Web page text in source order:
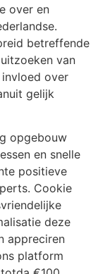
over en
betreffende
van
over
gelijk
opgebouw
en snelle
positieve
Cookie
deze
appreciren
platform